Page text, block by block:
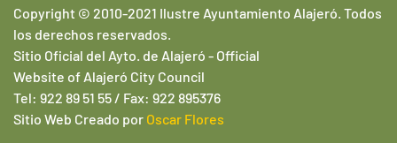
Copyright © 2010-2021 Ilustre Ayuntamiento Alajeró. Todos
los derechos reservados.
Sitio Oficial del Ayto. de Alajeró - Official
Website of Alajeró City Council
Tel: 922 89 51 55 / Fax: 922 895376
Sitio Web Creado por Oscar Flores